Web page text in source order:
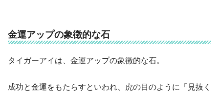
金運アップの象徴的な石
タイガーアイは、金運アップの象徴的な石。
成功と金運をもたらすといわれ、虎の目のように「見抜く